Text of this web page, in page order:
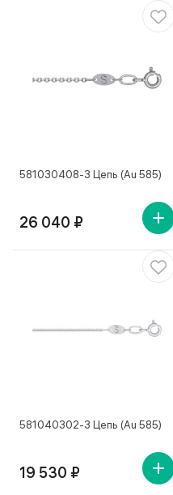
581030408-3 Цепь (Au 585)
26 040 ₽
581040302-3 Цепь (Au 585)
19 530 ₽